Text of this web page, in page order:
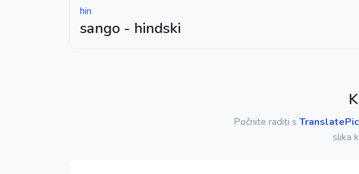
hin
sango - hindski
Počnite raditi s TranslatePic
slika